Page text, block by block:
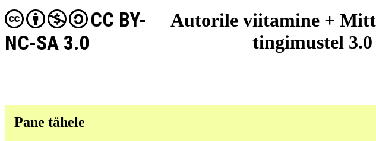
Autorile viitamine +
tingimustel
CC BY-
NC-SA 3.0
Pane tähele